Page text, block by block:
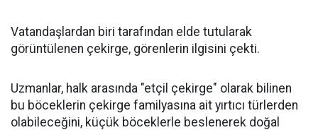
Vatandaşlardan biri tarafından elde tutularak
görüntülenen çekirge, görenlerin ilgisini çekti.
Uzmanlar, halk arasında "etçil çekirge" olarak bilinen
bu böceklerin çekirge familyasına ait yırtıcı türlerden
olabileceğini, küçük böceklerle beslenerek doğal